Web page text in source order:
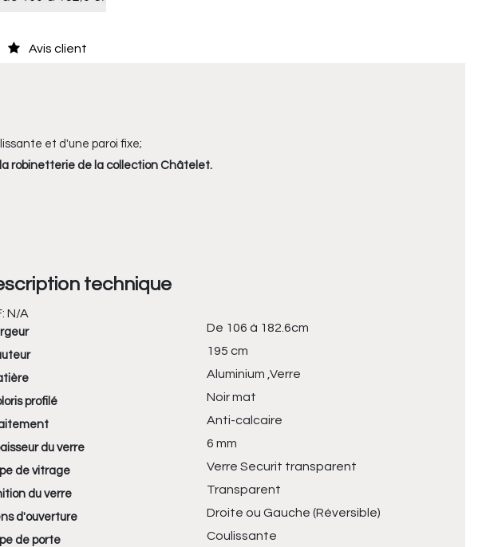
Avis client
et d'une paroi fixe;
robinetterie de la collection Châtelet.
technique
N/A
De 106 à 182.6cm
195 cm
Aluminium ,Verre
profilé Noir mat
Anti-calcaire
du verre 6 mm
de vitrage Verre Securit transparent
du verre Transparent
d'ouverture Droite ou Gauche (Réversible)
de porte Coulissante